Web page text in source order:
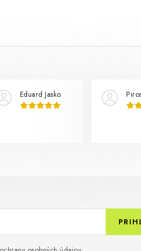
Eduard Jasko